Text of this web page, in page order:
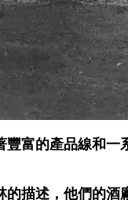
豐富的產品線和一
的描述，他們的